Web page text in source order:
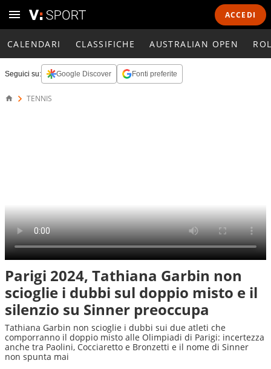
ACCEDI
CALENDARI CLASSIFICHE AUSTRALIAN OPEN
Seguici su: Google Discover Fonti preferite
TENNIS
Parigi 2024, Tathiana Garbin non
scioglie i dubbi sul doppio misto e il
silenzio su Sinner preoccupa
Tathiana Garbin non scioglie i dubbi sui due atleti che
comporranno il doppio misto alle Olimpiadi di Parigi: incertezza
anche tra Paolini, Cocciaretto e Bronzetti e il nome di Sinner
non spunta mai